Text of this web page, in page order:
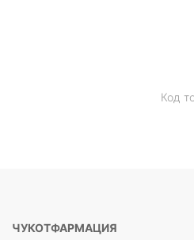
Код
ЧУКОТФАРМАЦИЯ